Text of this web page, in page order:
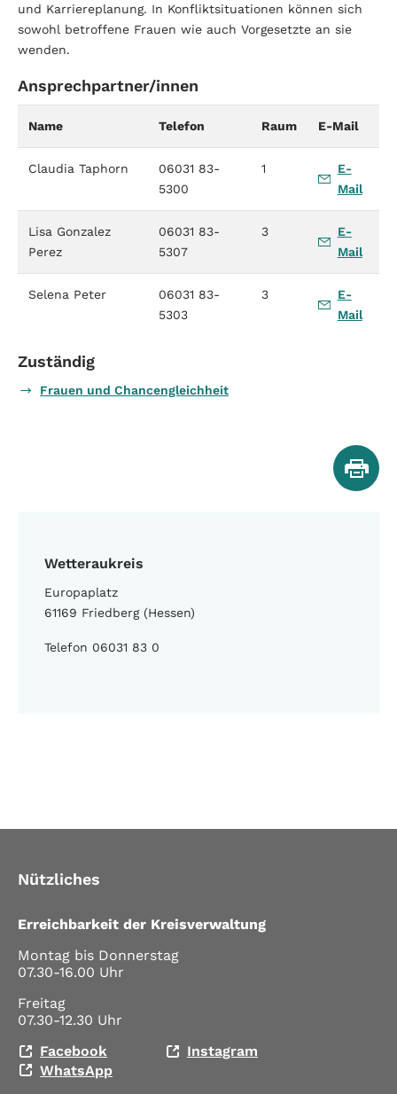
Wetteraukreis
Europaplatz
61169 Friedberg (Hessen)
Telefon 06031 83 0
und Karriereplanung. In Konfliktsituationen können sich
sowohl betroffene Frauen wie auch Vorgesetzte an sie
wenden.
Ansprechpartner/innen
Name Telefon Raum E-Mail
Claudia Taphorn
06031 83-
5300
1
E-
Mail
Lisa Gonzalez
Perez
06031 83-
5307
3
E-
Mail
Selena Peter
06031 83-
5303
3
E-
Mail
Zuständig
Frauen und Chancengleichheit
Nützliches
Erreichbarkeit der Kreisverwaltung
Montag bis Donnerstag
07.30-16.00 Uhr
Freitag
07.30-12.30 Uhr
Facebook
Instagram
WhatsApp